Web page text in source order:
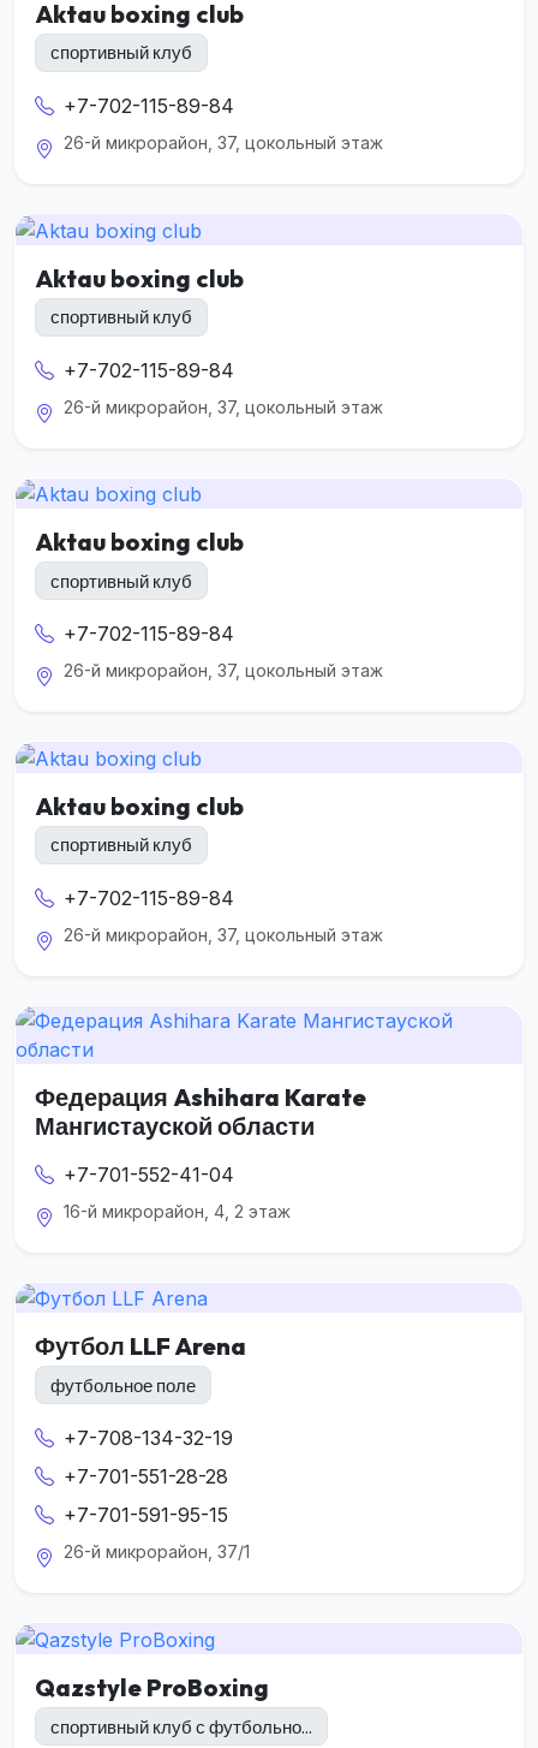
Aktau boxing club
спортивный клуб
+7-702-115-89-84
26-й микрорайон, 37, цокольный этаж
Aktau boxing club
спортивный клуб
+7-702-115-89-84
26-й микрорайон, 37, цокольный этаж
Aktau boxing club
спортивный клуб
+7-702-115-89-84
26-й микрорайон, 37, цокольный этаж
Aktau boxing club
спортивный клуб
+7-702-115-89-84
26-й микрорайон, 37, цокольный этаж
Федерация Ashihara Karate
Мангистауской области
+7-701-552-41-04
16-й микрорайон, 4, 2 этаж
Футбол LLF Arena
футбольное поле
+7-708-134-32-19
+7-701-551-28-28
+7-701-591-95-15
26-й микрорайон, 37/1
Qazstyle ProBoxing
спортивный клуб с футбольно...